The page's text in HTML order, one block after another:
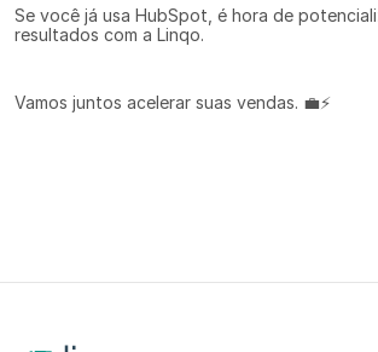
Se você já usa HubSpot, é hora de
resultados com a Linqo.
Vamos juntos acelerar suas vendas. 💼⚡